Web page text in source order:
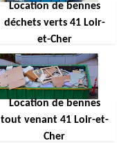
Location de bennes
déchets verts 41 Loir-
et-Cher
Location de bennes
tout venant 41 Loir-et-
Cher